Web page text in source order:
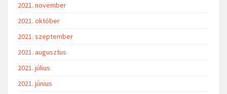
2021. november
2021. október
2021. szeptember
2021. augusztus
2021. július
2021. június